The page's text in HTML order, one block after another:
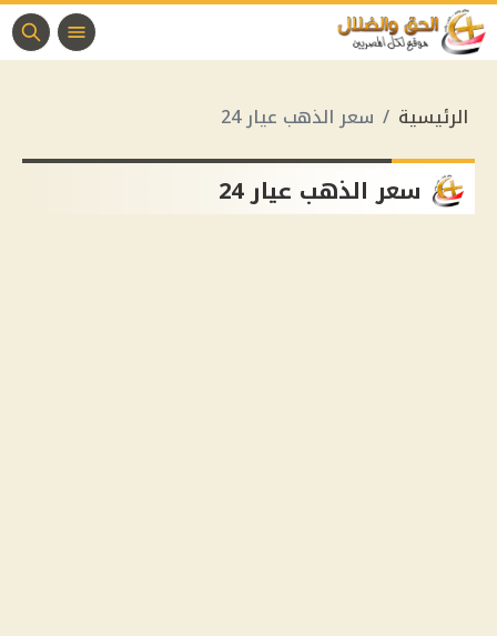
الرئيسية سعر الذهب عيار 24
سعر الذهب عيار 24